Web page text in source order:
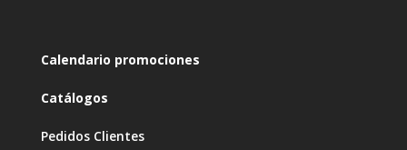
Calendario promociones
Catálogos
Pedidos Clientes